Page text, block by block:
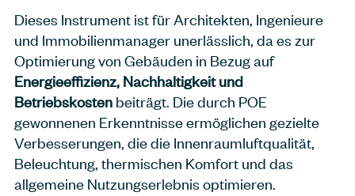
Dieses Instrument ist für Architekten, Ingenieure
und Immobilienmanager unerlässlich, da es zur
Optimierung von Gebäuden in Bezug auf
Energieeffizienz, Nachhaltigkeit und
Betriebskosten beiträgt. Die durch POE
gewonnenen Erkenntnisse ermöglichen gezielte
Verbesserungen, die die Innenraumluftqualität,
Beleuchtung, thermischen Komfort und das
allgemeine Nutzungserlebnis optimieren.